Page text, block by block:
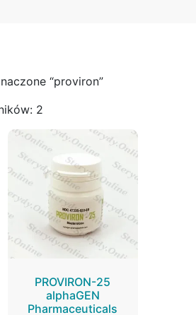
“proviron”
2
PROVIRON-25
alphaGEN
Pharmaceuticals